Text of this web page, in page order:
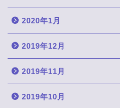
2020年1月
2019年12月
2019年11月
2019年10月